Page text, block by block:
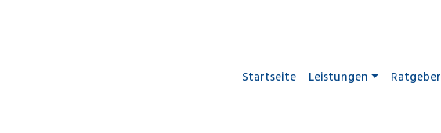
Startseite Leistungen Ratgeber